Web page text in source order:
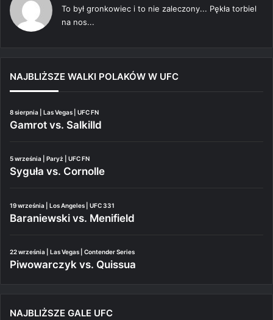
To był gronkowiec i to nie zaleczony... Pękła torbiel
na nos...
NAJBLIŻSZE WALKI POLAKÓW W UFC
8 sierpnia | Las Vegas | UFC FN
Gamrot vs. Salkilld
5 września | Paryż | UFC FN
Syguła vs. Cornolle
19 września | Los Angeles | UFC 331
Baraniewski vs. Menifield
22 września | Las Vegas | Contender Series
Piwowarczyk vs. Quissua
NAJBLIŻSZE GALE UFC